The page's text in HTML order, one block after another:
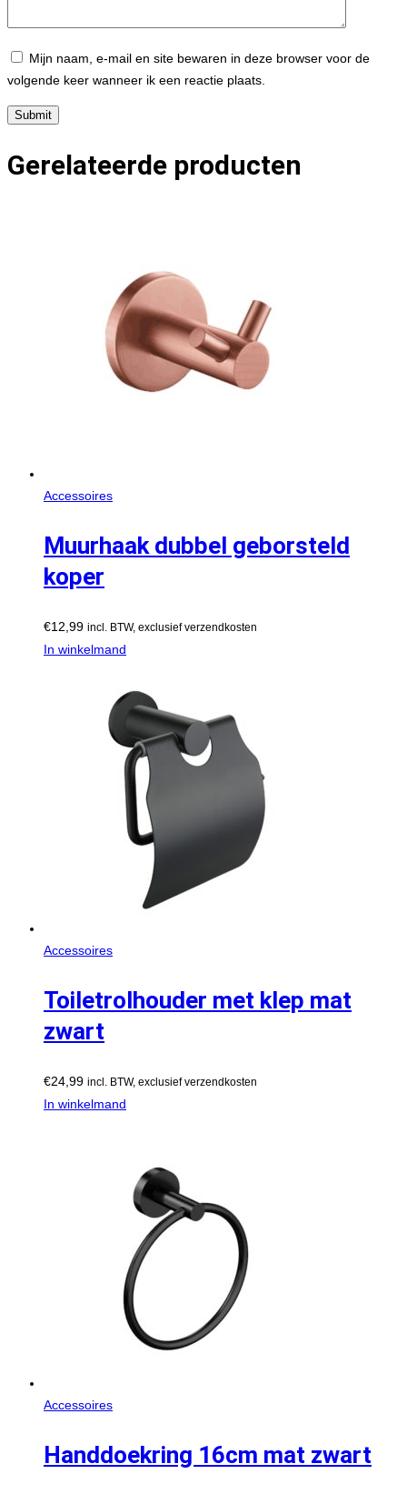
Mijn naam, e-mail en site bewaren in deze browser voor de
volgende keer wanneer ik een reactie plaats.
Gerelateerde producten
Accessoires
Muurhaak dubbel geborsteld
koper
€12,99 incl. BTW, exclusief verzendkosten
In winkelmand
Accessoires
Toiletrolhouder met klep mat
zwart
€24,99 incl. BTW, exclusief verzendkosten
In winkelmand
Accessoires
Handdoekring 16cm mat zwart